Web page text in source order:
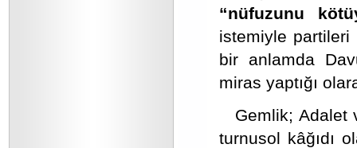
“nüfuzunu
istemiyle partileri
bir anlamda
miras yaptığı
Gemlik; Adalet
turnusol kâğıdı